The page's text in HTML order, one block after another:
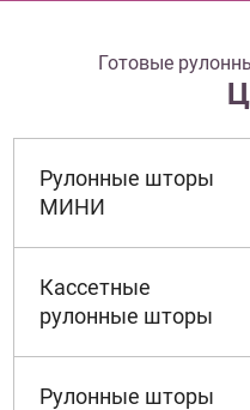
Готовые
Рулонные шторы
МИНИ
Кассетные
рулонные шторы
Рулонные шторы